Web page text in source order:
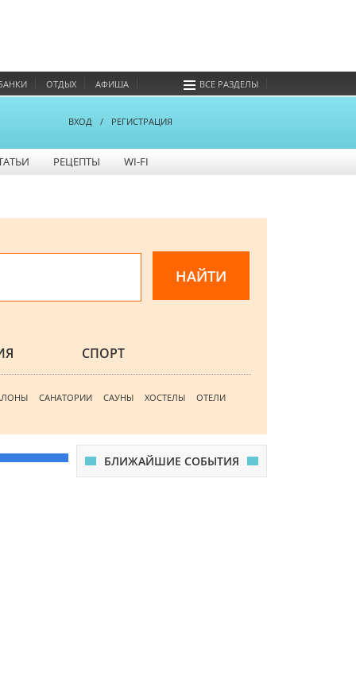
ОТДЫХ АФИША ВСЕ РАЗДЕЛЫ
ВХОД / РЕГИСТРАЦИЯ
РЕЦЕПТЫ WI-FI
СПОРТ
САНАТОРИИ САУНЫ ХОСТЕЛЫ ОТЕЛИ
БЛИЖАЙШИЕ СОБЫТИЯ